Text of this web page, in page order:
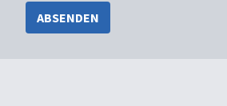
ABSENDEN